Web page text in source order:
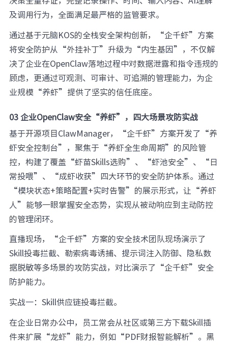
及调用行为，全面满足最严格的监管要求。
通过基于元脑KOS的全栈安全架构创新，“企千虾”方案
将安全防护从“外挂补丁”升级为“内生基因”，不仅解
决了企业在OpenClaw落地过程中对数据泄露和指令违规的
顾虑，更通过可观测、可审计、可追溯的管理能力，为企
业规模“养虾”提供了坚实的信任底座。
03 企业OpenClaw安全“养虾”，四大场景攻防实战
基于开源项目ClawManager，“企千虾”方案开发了“养
虾安全控制台”，聚焦于“养虾全生命周期”的风险管
控，构建了覆盖“虾苗Skills选购”、“虾池安全”、“日
常投喂”、“成虾收获”四大环节的安全防护体系。通过
“模块状态+策略配置+实时告警”的展示形式，让“养虾
人”能够一眼掌握安全态势，实现从被动响应到主动防控
的管理闭环。
直播现场，“企千虾”方案的安全技术团队现场演示了
Skill投毒拦截、勒索病毒诱捕、提示词注入防御、隐私数
据脱敏等多场景的攻防实战，对比演示了“企千虾”安全
防护能力。
实战一：Skill供应链投毒拦截。
在企业日常办公中，员工常会从社区或第三方下载Skill插
件来扩展“龙虾”能力，例如“PDF财报智能解析”。黑